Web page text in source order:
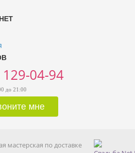
04-94
до 21:00
мастерская по доставке